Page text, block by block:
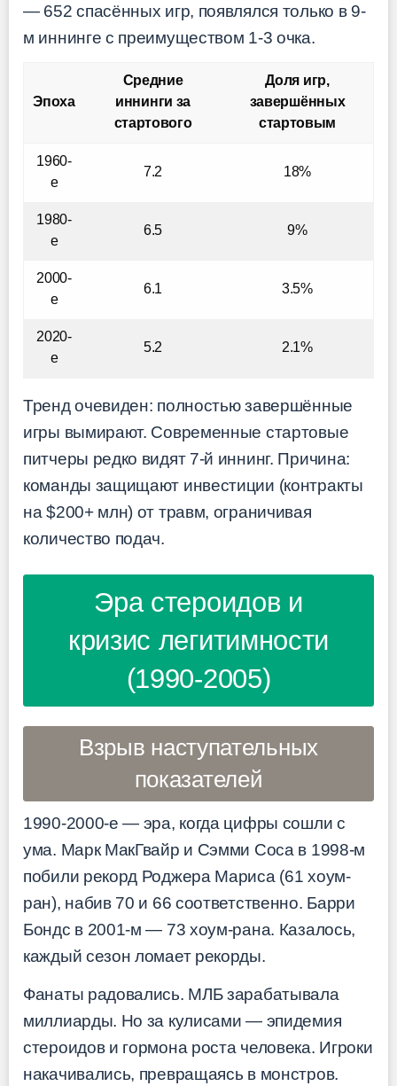
— 652 спасённых игр, появлялся только в 9-
м иннинге с преимуществом 1-3 очка.
Эпоха
Средние
иннинги за
стартового
Доля игр,
завершённых
стартовым
1960-
е
7.2 18%
1980-
е
6.5 9%
2000-
е
6.1 3.5%
2020-
е
5.2 2.1%
Тренд очевиден: полностью завершённые
игры вымирают. Современные стартовые
питчеры редко видят 7-й иннинг. Причина:
команды защищают инвестиции (контракты
на $200+ млн) от травм, ограничивая
количество подач.
Эра стероидов и
кризис легитимности
(1990-2005)
Взрыв наступательных
показателей
1990-2000-е — эра, когда цифры сошли с
ума. Марк МакГвайр и Сэмми Соса в 1998-м
побили рекорд Роджера Мариса (61 хоум-
ран), набив 70 и 66 соответственно. Барри
Бондс в 2001-м — 73 хоум-рана. Казалось,
каждый сезон ломает рекорды.
Фанаты радовались. МЛБ зарабатывала
миллиарды. Но за кулисами — эпидемия
стероидов и гормона роста человека. Игроки
накачивались, превращаясь в монстров.